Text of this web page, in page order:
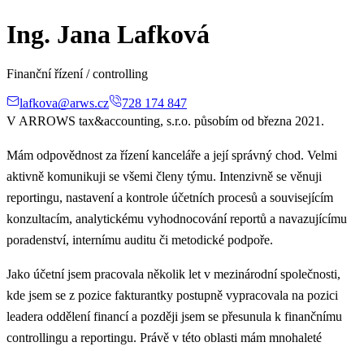
Ing. Jana Lafková
Finanční řízení / controlling
lafkova@arws.cz
728 174 847
V ARROWS tax&accounting, s.r.o. působím od března 2021.
Mám odpovědnost za řízení kanceláře a její správný chod. Velmi
aktivně komunikuji se všemi členy týmu. Intenzivně se věnuji
reportingu, nastavení a kontrole účetních procesů a souvisejícím
konzultacím, analytickému vyhodnocování reportů a navazujícímu
poradenství, internímu auditu či metodické podpoře.
Jako účetní jsem pracovala několik let v mezinárodní společnosti,
kde jsem se z pozice fakturantky postupně vypracovala na pozici
leadera oddělení financí a později jsem se přesunula k finančnímu
controllingu a reportingu. Právě v této oblasti mám mnohaleté